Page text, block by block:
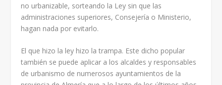
no urbanizable, sorteando la Ley sin que las
administraciones superiores, Consejería o Ministerio,
hagan nada por evitarlo.
El que hizo la ley hizo la trampa. Este dicho popular
también se puede aplicar a los alcaldes y responsables
de urbanismo de numerosos ayuntamientos de la